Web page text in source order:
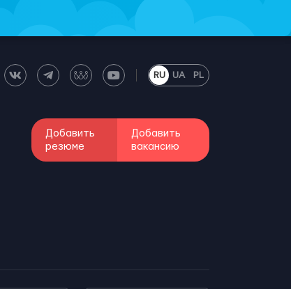
RU UA PL
Добавить
резюме
Добавить
вакансию